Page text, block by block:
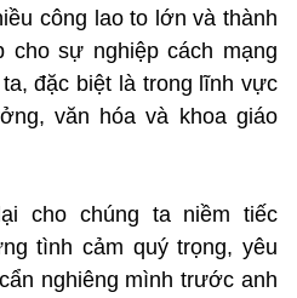
công lao to lớn và thành
cho sự nghiệp cách mạng
đặc biệt là trong lĩnh vực
văn hóa và khoa giáo
cho chúng ta niềm tiếc
tình cảm quý trọng, yêu
nghiêng mình trước anh